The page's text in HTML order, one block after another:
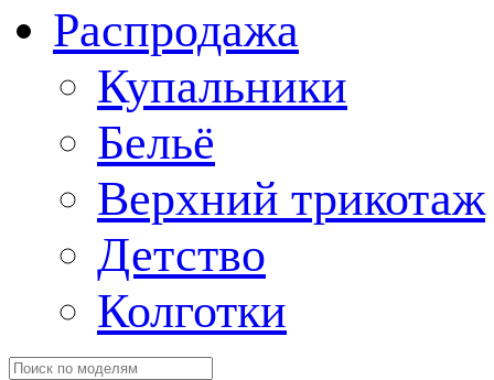
Распродажа
Купальники
Бельё
Верхний трикотаж
Детство
Колготки